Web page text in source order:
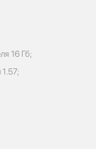
16 Гб;
1.57;